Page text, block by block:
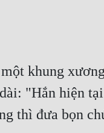
khung
"Hắn hiện
thì đưa bọn